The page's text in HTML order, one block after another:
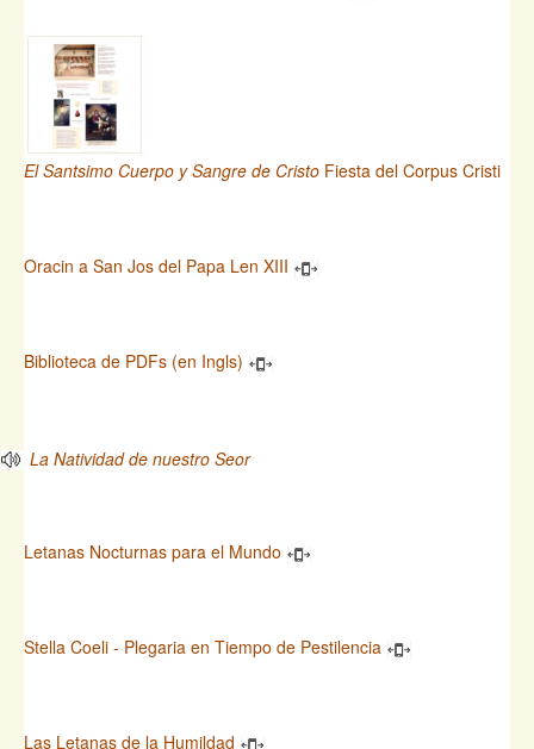
El Santsimo Cuerpo y Sangre de Cristo Fiesta del Corpus Cristi
Oracin a San Jos del Papa Len XIII
Biblioteca de PDFs (en Ingls)
La Natividad de nuestro Seor
Letanas Nocturnas para el Mundo
Stella Coeli - Plegaria en Tiempo de Pestilencia
Las Letanas de la Humildad